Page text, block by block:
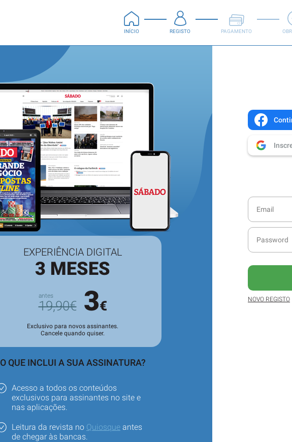
INÍCIO REGISTO PAGAMENTO
EXPERIÊNCIA DIGITAL
3 MESES
19,90€ 3€
Exclusivo para novos assinantes.
Cancele quando quiser.
O QUE INCLUI A SUA ASSINATURA?
Acesso a todos os conteúdos
exclusivos para assinantes no site e
nas aplicações.
Leitura da revista no Quiosque antes
de chegar às bancas.
NOVO REGISTO